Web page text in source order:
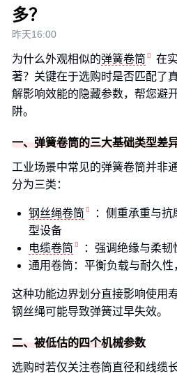
多？
昨天16:00
为什么外观相似的弹簧卷筒
在
著？关键在于选购时是否匹配了
解影响效能的隐藏参数，帮您避
阱。
一、弹簧卷筒的三大基础类型差
工业场景中常见的弹簧卷筒并非
分为三类：
钢丝绳卷筒
：侧重承重与
型设备
电缆卷筒
：强调绝缘与柔
通用卷筒：平衡负载与耐久
这种功能边界划分直接影响使
钢丝绳可能导致弹簧过早失效。
二、被低估的四个机械参数
选购时若仅关注卷筒直径和线缆